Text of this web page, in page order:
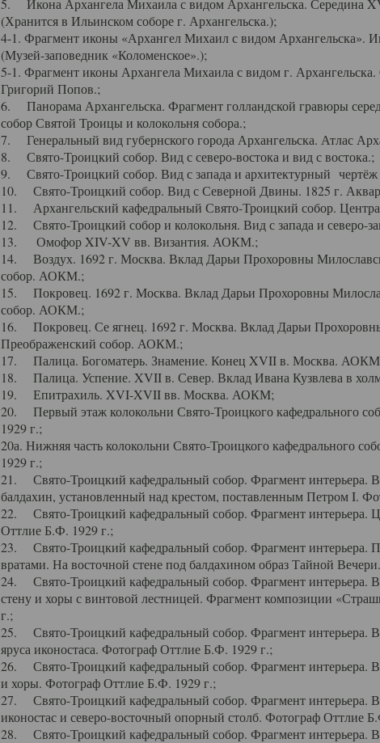
5. Икона Архангела Михаила с видом Архангельска. Середина
(Хранится в Ильинском соборе г. Архангельска.);
4-1. Фрагмент иконы «Архангел Михаил с видом Архангельска».
(Музей-заповедник «Коломенское».);
5-1. Фрагмент иконы Архангела Михаила с видом г.
Григорий Попов.;
6. Панорама Архангельска. Фрагмент голландской гравюры
собор Святой Троицы и колокольня собора.;
7. Генеральный вид губернского города Архангельска. Атлас
8. Свято-Троицкий собор. Вид с северо-востока и вид с востока.;
9. Свято-Троицкий собор. Вид с запада и архитектурный чертёж
10. Свято-Троицкий собор. Вид с Северной Двины. 1825 г.
11. Архангельский кафедральный Свято-Троицкий собор.
12. Свято-Троицкий собор и колокольня. Вид с запада и северо-
13. Омофор XIV-XV вв. Византия. АОКМ.;
14. Воздух. 1692 г. Москва. Вклад Дарьи Прохоровны
собор. АОКМ.;
15. Покровец. 1692 г. Москва. Вклад Дарьи Прохоровны
собор. АОКМ.;
16. Покровец. Се ягнец. 1692 г. Москва. Вклад Дарьи
Преображенский собор. АОКМ.;
17. Палица. Богоматерь. Знамение. Конец XVII в. Москва.
18. Палица. Успение. XVII в. Север. Вклад Ивана Кузвлева в
19. Епитрахиль. XVI-XVII вв. Москва. АОКМ;
20. Первый этаж колокольни Свято-Троицкого кафедрального
1929 г.;
20а. Нижняя часть колокольни Свято-Троицкого кафедрального
1929 г.;
21. Свято-Троицкий кафедральный собор. Фрагмент интерьера.
балдахин, установленный над крестом, поставленным Петром I.
22. Свято-Троицкий кафедральный собор. Фрагмент интерьера.
Оттлие Б.Ф. 1929 г.;
23. Свято-Троицкий кафедральный собор. Фрагмент интерьера.
вратами. На восточной стене под балдахином образ Тайной
24. Свято-Троицкий кафедральный собор. Фрагмент интерьера.
стену и хоры с винтовой лестницей. Фрагмент композиции
г.;
25. Свято-Троицкий кафедральный собор. Фрагмент интерьера.
яруса иконостаса. Фотограф Оттлие Б.Ф. 1929 г.;
26. Свято-Троицкий кафедральный собор. Фрагмент интерьера.
и хоры. Фотограф Оттлие Б.Ф. 1929 г.;
27. Свято-Троицкий кафедральный собор. Фрагмент интерьера.
иконостас и северо-восточный опорный столб. Фотограф Оттлие
28. Свято-Троицкий кафедральный собор. Фрагмент интерьера.